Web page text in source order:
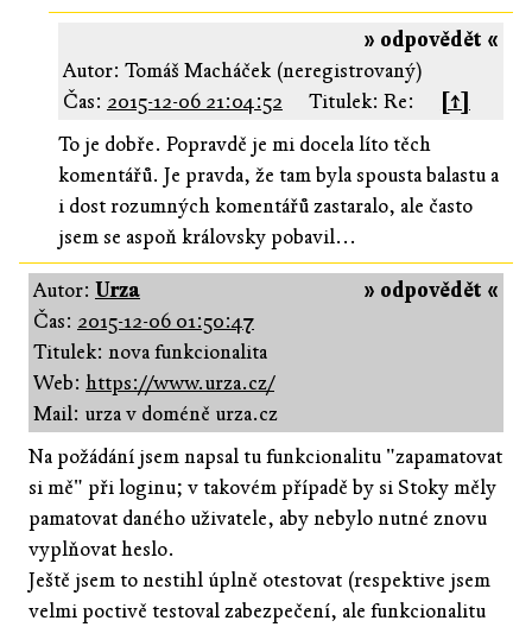
» odpovědět «
Autor: Tomáš Macháček (neregistrovaný)
Čas: 2015-12-06 21:04:52 Titulek: Re:
[↑]
To je dobře. Popravdě je mi docela líto těch
komentářů. Je pravda, že tam byla spousta balastu a
i dost rozumných komentářů zastaralo, ale často
jsem se aspoň královsky pobavil...
» odpovědět «
Autor: Urza
Čas: 2015-12-06 01:50:47
Titulek: nova funkcionalita
Web: https://www.urza.cz/
Mail: urza v doméně urza.cz
Na požádání jsem napsal tu funkcionalitu "zapamatovat
si mě" při loginu; v takovém případě by si Stoky měly
pamatovat daného uživatele, aby nebylo nutné znovu
vyplňovat heslo.
Ještě jsem to nestihl úplně otestovat (respektive jsem
velmi poctivě testoval zabezpečení, ale funkcionalitu